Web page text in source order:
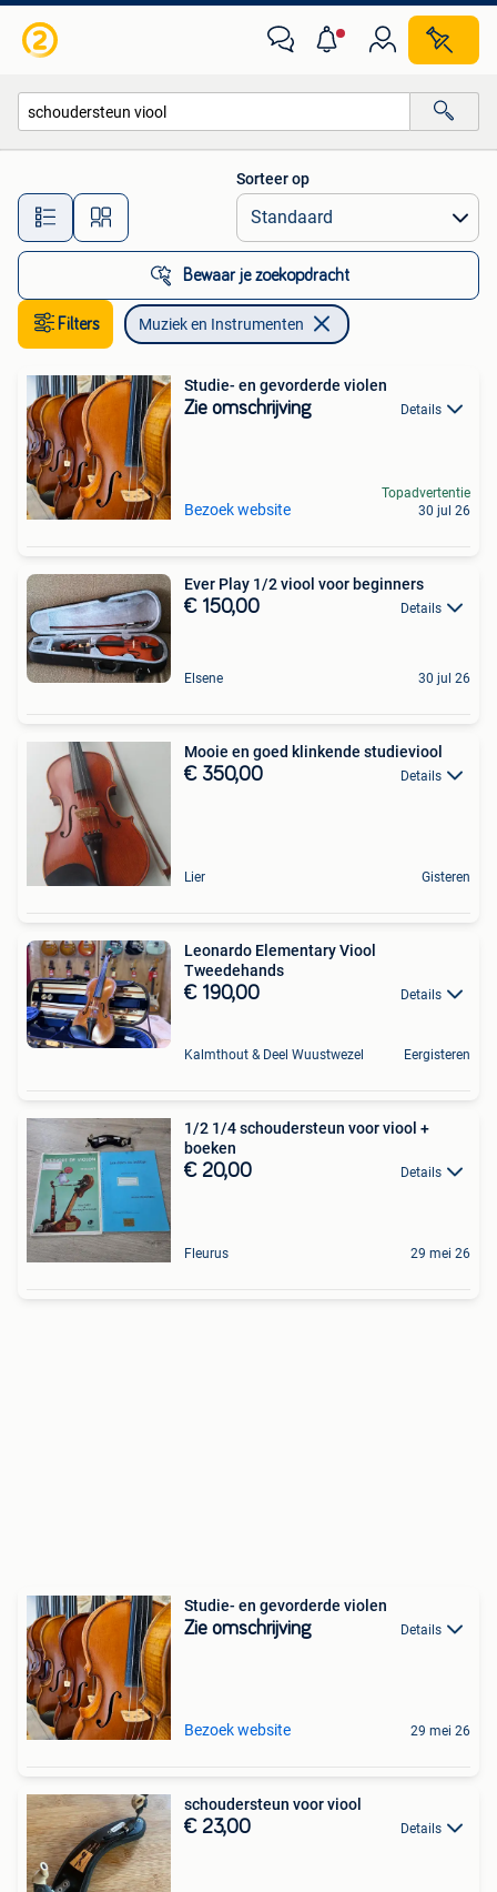
Alle afstanden…
Sorteer op
Bewaar je zoekopdracht
Filters Muziek en Instrumenten
Studie- en gevorderde violen
Zie omschrijving Details
Bezoek website
Topadvertentie
30 jul 26
Ever Play 1/2 viool voor beginners
€ 150,00 Details
Elsene 30 jul 26
Mooie en goed klinkende studieviool
€ 350,00 Details
Lier Gisteren
Leonardo Elementary Viool
Tweedehands
€ 190,00 Details
Kalmthout & Deel Wuustwezel Eergisteren
1/2 1/4 schoudersteun voor viool +
boeken
€ 20,00 Details
Fleurus 29 mei 26
Studie- en gevorderde violen
Zie omschrijving Details
Bezoek website 29 mei 26
schoudersteun voor viool
€ 23,00 Details